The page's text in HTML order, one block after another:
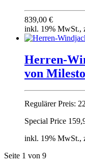
839,00 €
inkl. 19% MwSt.,
Herren-
von
Regulärer Preis:
Special Price
inkl. 19% MwSt.,
Seite 1 von 9